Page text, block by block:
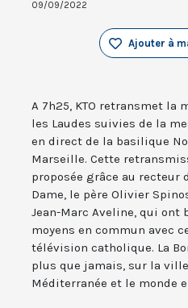
09/09/2022
Ajouter à
A 7h25, KTO retransmet la
les Laudes suivies de la
en direct de la basilique
Marseille. Cette
proposée grâce au recteur
Dame, le père Olivier
Jean-Marc Aveline, qui
moyens en commun avec
télévision catholique. La
plus que jamais, sur la
Méditerranée et le monde